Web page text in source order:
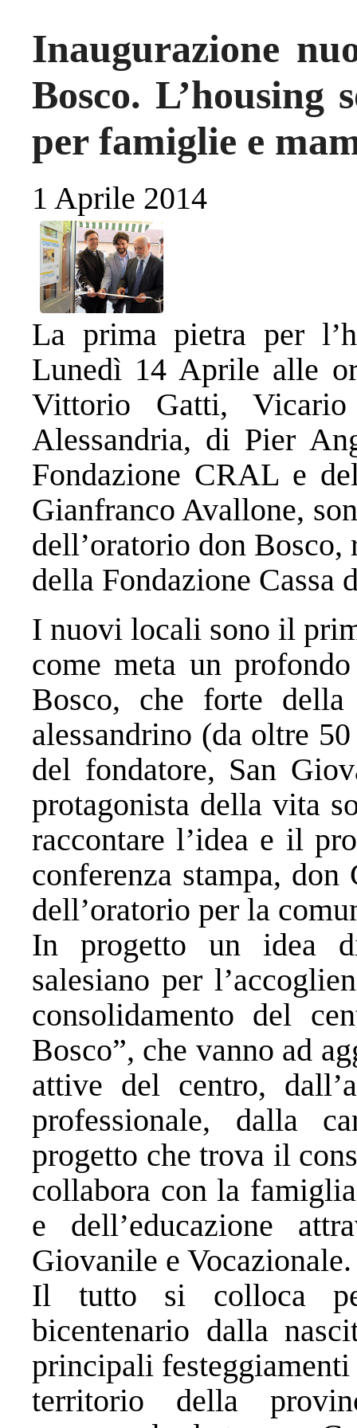
Inaugurazione
Bosco. L’housing
per famiglie e
1 Aprile 2014
La prima pietra per
Lunedì 14 Aprile alle
Vittorio Gatti,
Alessandria, di Pier
Fondazione CRAL e
Gianfranco Avallone,
dell’oratorio don
della Fondazione Cassa
I nuovi locali sono il
come meta un
Bosco, che forte
alessandrino (da oltre
del fondatore, San
protagonista della vita
raccontare l’idea e il
conferenza stampa,
dell’oratorio per la
In progetto un idea
salesiano per
consolidamento del
Bosco”, che vanno ad
attive del centro,
professionale, dalla
progetto che trova il
collabora con la
e dell’educazione
Giovanile e
Il tutto si colloca
bicentenario dalla
principali
territorio della